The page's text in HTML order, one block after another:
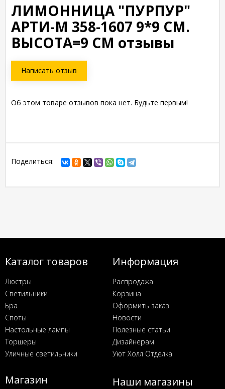
ЛИМОННИЦА "ПУРПУР"
АРТИ-М 358-1607 9*9 СМ.
ВЫСОТА=9 СМ отзывы
Написать отзыв
Об этом товаре отзывов пока нет. Будьте первым!
Поделиться:
Каталог товаров
Люстры
Светильники
Бра
Споты
Настольные лампы
Торшеры
Уличные светильники
Информация
Распродажа
Корзина
Оформить заказ
Новости
Полезные статьи
Дизайнерам
Уют Холл Отделка
Магазин Наши магазины